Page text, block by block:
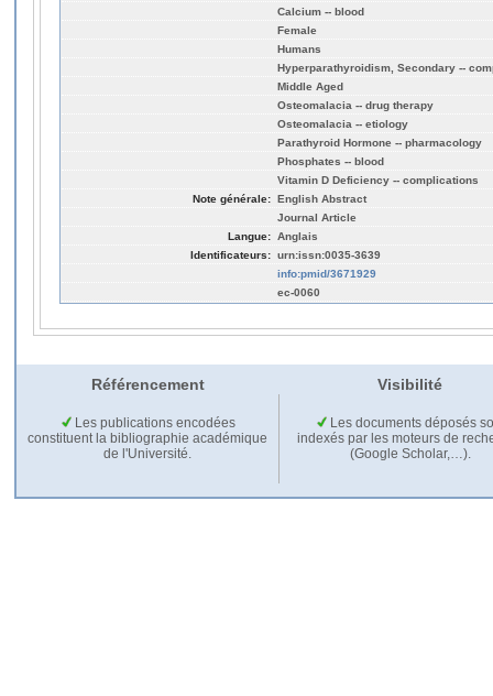
Calcium -- blood
Female
Humans
Hyperparathyroidism, Secondary --
Middle Aged
Osteomalacia -- drug therapy
Osteomalacia -- etiology
Parathyroid Hormone -- pharmacology
Phosphates -- blood
Vitamin D Deficiency -- complications
Note générale: English Abstract
Journal Article
Langue: Anglais
Identificateurs: urn:issn:0035-3639
info:pmid/3671929
ec-0060
Référencement Visibilité
Les publications encodées
constituent la bibliographie académique
de l'Université.
Les documents déposés
indexés par les moteurs de
(Google Scholar,…).